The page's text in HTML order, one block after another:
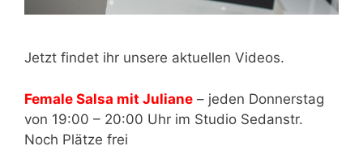
Jetzt findet ihr unsere aktuellen Videos.
Female Salsa mit Juliane – jeden Donnerstag
von 19:00 – 20:00 Uhr im Studio Sedanstr.
Noch Plätze frei